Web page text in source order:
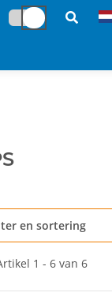
en sortering
1 - 6 van 6